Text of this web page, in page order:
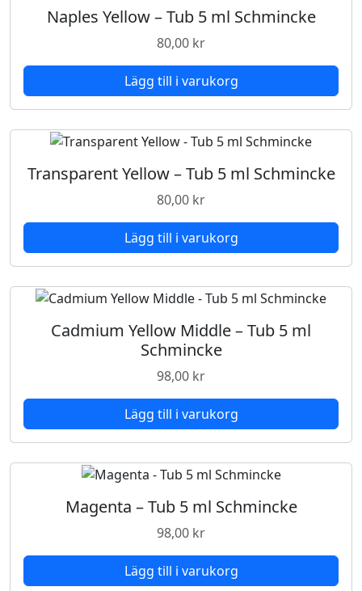
e
m
Naples Yellow – Tub 5 ml Schmincke
80,00 kr
Lägg till i varukorg
Transparent Yellow – Tub 5 ml Schmincke
80,00 kr
Lägg till i varukorg
Cadmium Yellow Middle – Tub 5 ml
Schmincke
98,00 kr
Lägg till i varukorg
Magenta – Tub 5 ml Schmincke
98,00 kr
Lägg till i varukorg